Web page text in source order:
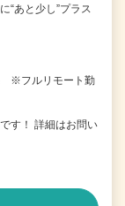
“あと少し”プラス
※フルリモート勤
す！ 詳細はお問い